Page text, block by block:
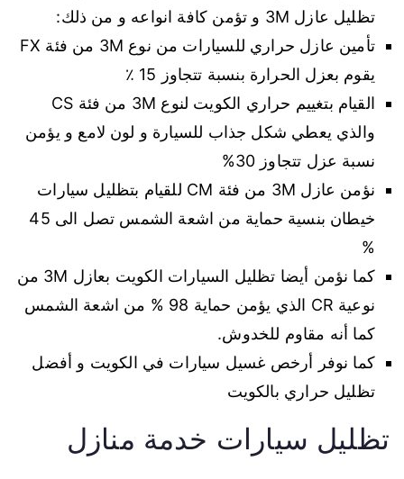
تظليل عازل 3M و تؤمن كافة انواعه و من ذلك:
تأمين عازل حراري للسيارات من نوع 3M من فئة FX
يقوم بعزل الحرارة بنسبة تتجاوز 15 ٪
القيام بتغييم حراري الكويت لنوع 3M من فئة CS
والذي يعطي شكل جذاب للسيارة و لون لامع و يؤمن
نسبة عزل تتجاوز 30%
نؤمن عازل 3M من فئة CM للقيام بتظليل سيارات
خيطان بنسية حماية من اشعة الشمس تصل الى 45
%
كما نؤمن أيضا تظليل السيارات الكويت بعازل 3M من
نوعية CR الذي يؤمن حماية 98 % من اشعة الشمس
كما أنه مقاوم للخدوش.
كما نوفر أرخص غسيل سيارات في الكويت و أفضل
تظليل حراري بالكويت
تظليل سيارات خدمة منازل